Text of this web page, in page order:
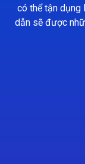
có thể tận dụng
dẫn sẽ được